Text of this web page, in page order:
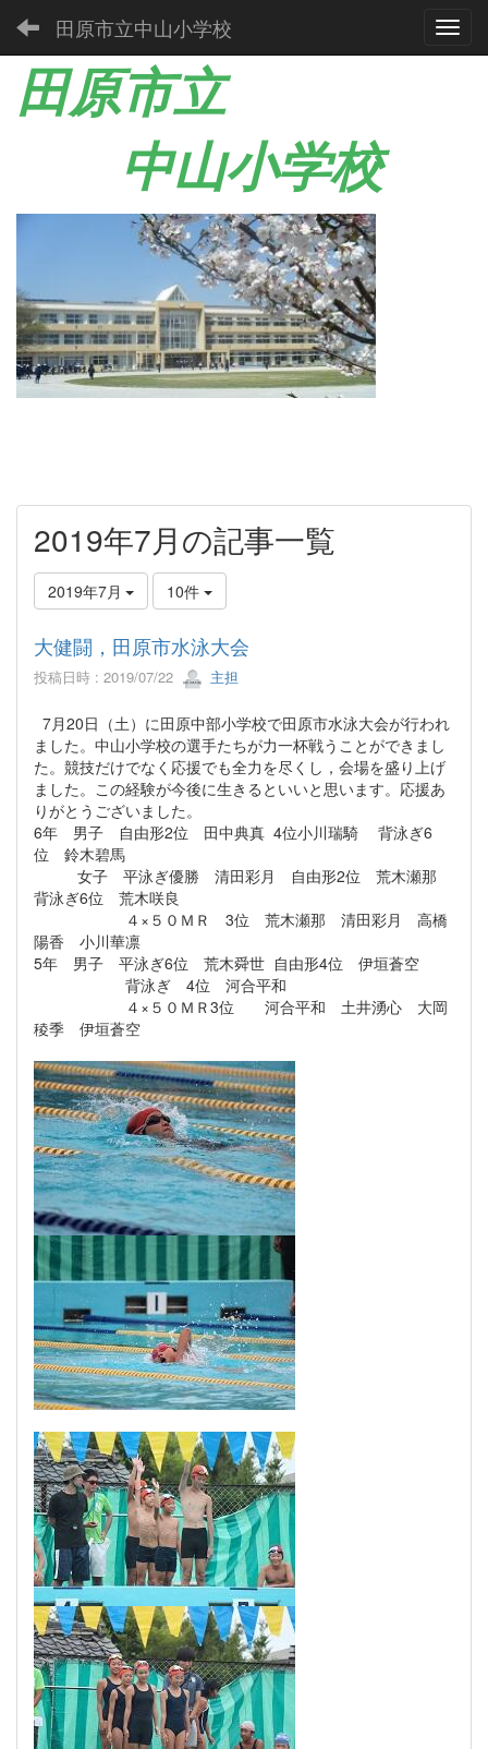
田原市立中山小学校
田原市立
中山小学校
2019年7月の記事一覧
2019年7月 10件
大健闘，田原市水泳大会
投稿日時 : 2019/07/22 主担
7月20日（土）に田原中部小学校で田原市水泳大会が行われ
ました。中山小学校の選手たちが力一杯戦うことができまし
た。競技だけでなく応援でも全力を尽くし，会場を盛り上げ
ました。この経験が今後に生きるといいと思います。応援あ
りがとうございました。
6年 男子 自由形2位 田中典真 4位小川瑞騎 背泳ぎ6
位 鈴木碧馬
女子 平泳ぎ優勝 清田彩月 自由形2位 荒木瀬那
背泳ぎ6位 荒木咲良
４×５０ＭＲ 3位 荒木瀬那 清田彩月 高橋
陽香 小川華凛
5年 男子 平泳ぎ6位 荒木舜世 自由形4位 伊垣蒼空
背泳ぎ 4位 河合平和
４×５０ＭＲ3位 河合平和 土井湧心 大岡
稜季 伊垣蒼空